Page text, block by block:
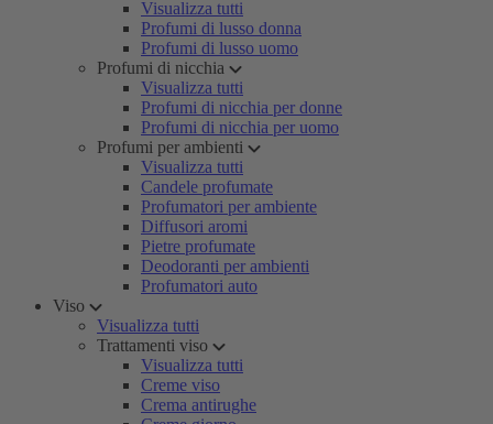
Visualizza tutti
Profumi di lusso donna
Profumi di lusso uomo
Profumi di nicchia
Visualizza tutti
Profumi di nicchia per donne
Profumi di nicchia per uomo
Profumi per ambienti
Visualizza tutti
Candele profumate
Profumatori per ambiente
Diffusori aromi
Pietre profumate
Deodoranti per ambienti
Profumatori auto
Viso
Visualizza tutti
Trattamenti viso
Visualizza tutti
Creme viso
Crema antirughe